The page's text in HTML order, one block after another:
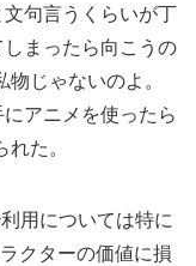
句言うくらいが丁
まったら向こうの
じゃないのよ。
アニメを使ったら
た。
用については特に
クターの価値に損